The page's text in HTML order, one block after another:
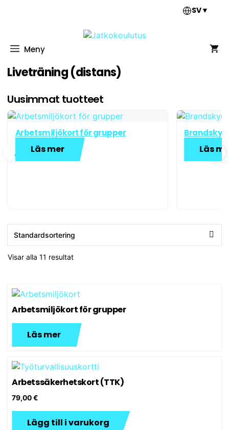
SV▼
Meny
Liveträning (distans)
Uusimmat tuotteet
❮ ❯
Arbetsmiljökort för grupper
Läs mer Läs
Visar alla 11 resultat
Arbetsmiljökort för grupper
Läs mer
Arbetssäkerhetskort (TTK)
79,00€
Lägg till i varukorg